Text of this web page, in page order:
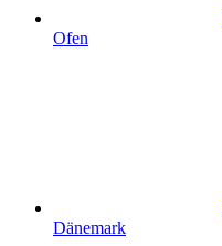
Ofen
Dänemark